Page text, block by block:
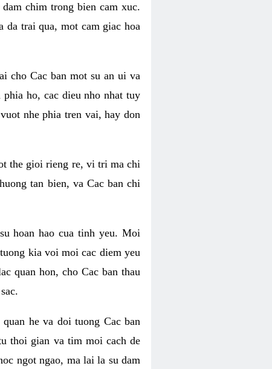
chim trong bien cam xuc.
da trai qua, mot cam giac hoa
cho Cac ban mot su an ui va
phia ho, cac dieu nho nhat tuy
nhe phia tren vai, hay don
the gioi rieng re, vi tri ma chi
tan bien, va Cac ban chi
hoan hao cua tinh yeu. Moi
kia voi moi cac diem yeu
quan hon, cho Cac ban thau
he va doi tuong Cac ban
thoi gian va tim moi cach de
ngot ngao, ma lai la su dam